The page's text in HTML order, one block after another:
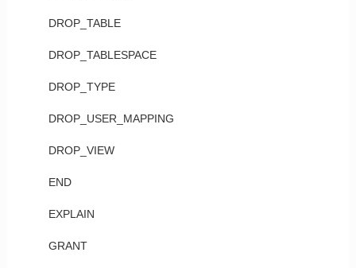
DROP_TABLE
DROP_TABLESPACE
DROP_TYPE
DROP_USER_MAPPING
DROP_VIEW
END
EXPLAIN
GRANT